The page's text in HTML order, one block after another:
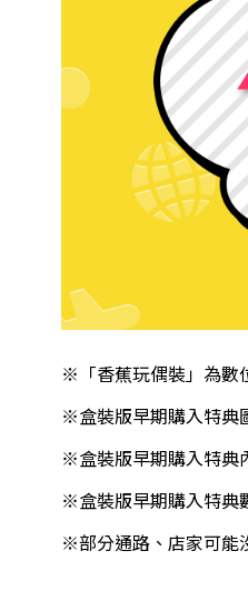
※「香蕉玩偶裝」為數
※盒裝版早期購入特典
※盒裝版早期購入特典
※盒裝版早期購入特典
※部分通路、店家可能